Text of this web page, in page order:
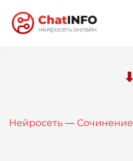
Вход
Нейросеть — Сочинение